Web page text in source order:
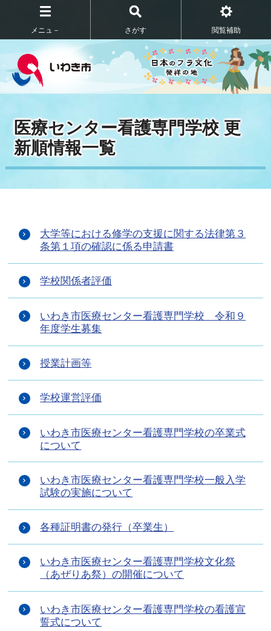
メニュ－ さがす 閲覧補助
医療センター看護専門学校 更
新順情報一覧
大学等における修学の支援に関する法律第３
条第１項の確認に係る申請書
学校関係者評価
いわき市医療センター看護専門学校 令和９
年度学生募集
授業計画等
学校運営評価
いわき市医療センター看護専門学校の卒業式
について
いわき市医療センター看護専門学校一般入学
試験の実施について
各種証明書の発行（卒業生）
いわき市医療センター看護専門学校文化祭
（あぜりあ祭）の開催について
いわき市医療センター看護専門学校の看護宣
誓式について